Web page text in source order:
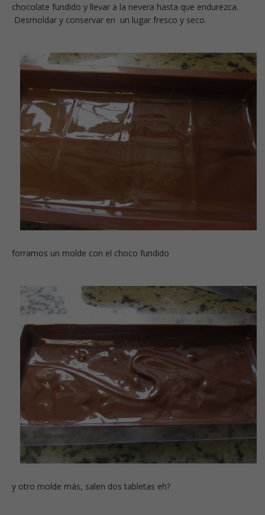
chocolate fundido y llevar a la nevera hasta que endurezca.
Desmoldar y conservar en un lugar fresco y seco.
forramos un molde con el choco fundido
y otro molde más, salen dos tabletas eh?